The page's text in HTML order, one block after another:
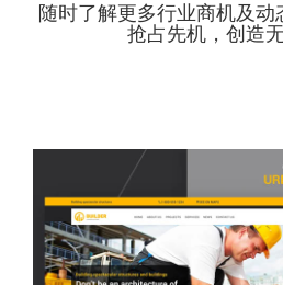
随时了解更多行业商机及
抢占先机，创造